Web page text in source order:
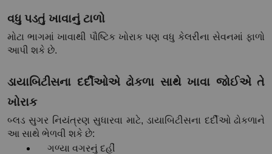
વધુ પડતું ખાવાનું ટાળો
મોટા ભાગમાં ખાવાથી પૌષ્ટિક ખોરાક પણ વધુ કેલરીના સેવનમાં ફાળો
આપી શકે છે.
ડાયાબિટીસના દર્દીઓએ ઢોકળા સાથે ખાવા જોઈએ તે
ખોરાક
બ્લડ સુગર નિયંત્રણ સુધારવા માટે, ડાયાબિટીસના દર્દીઓ ઢોકળાને
આ સાથે ભેળવી શકે છે:
ગળ્યા વગરનું દહીં